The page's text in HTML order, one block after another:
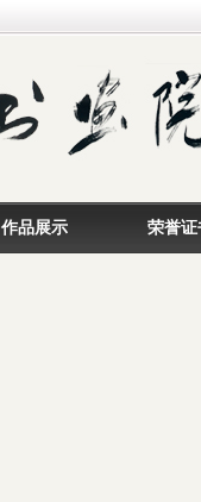
作品展示 荣誉证